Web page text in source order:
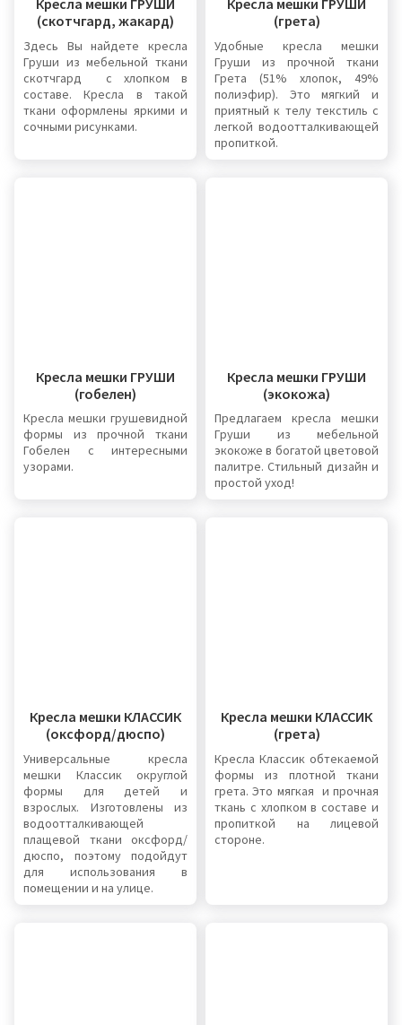
Кресла мешки ГРУШИ
(скотчгард, жакард)
Здесь Вы найдете кресла
Груши из мебельной ткани
скотчгард с хлопком в
составе. Кресла в такой
ткани оформлены яркими и
сочными рисунками.
Кресла мешки ГРУШИ
(грета)
Удобные кресла мешки
Груши из прочной ткани
Грета (51% хлопок, 49%
полиэфир). Это мягкий и
приятный к телу текстиль с
легкой водоотталкивающей
пропиткой.
Кресла мешки ГРУШИ
(гобелен)
Кресла мешки грушевидной
формы из прочной ткани
Гобелен с интересными
узорами.
Кресла мешки ГРУШИ
(экокожа)
Предлагаем кресла мешки
Груши из мебельной
экокоже в богатой цветовой
палитре. Стильный дизайн и
простой уход!
Кресла мешки КЛАССИК
(оксфорд/дюспо)
Универсальные кресла
мешки Классик округлой
формы для детей и
взрослых. Изготовлены из
водоотталкивающей
плащевой ткани оксфорд/
дюспо, поэтому подойдут
для использования в
помещении и на улице.
Кресла мешки КЛАССИК
(грета)
Кресла Классик обтекаемой
формы из плотной ткани
грета. Это мягкая и прочная
ткань с хлопком в составе и
пропиткой на лицевой
стороне.